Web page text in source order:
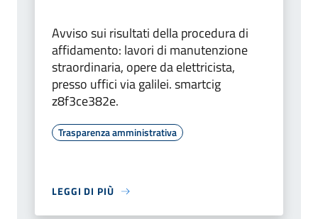
Avviso sui risultati della procedura di
affidamento: lavori di manutenzione
straordinaria, opere da elettricista,
presso uffici via galilei. smartcig
z8f3ce382e.
Trasparenza amministrativa
LEGGI DI PIÙ